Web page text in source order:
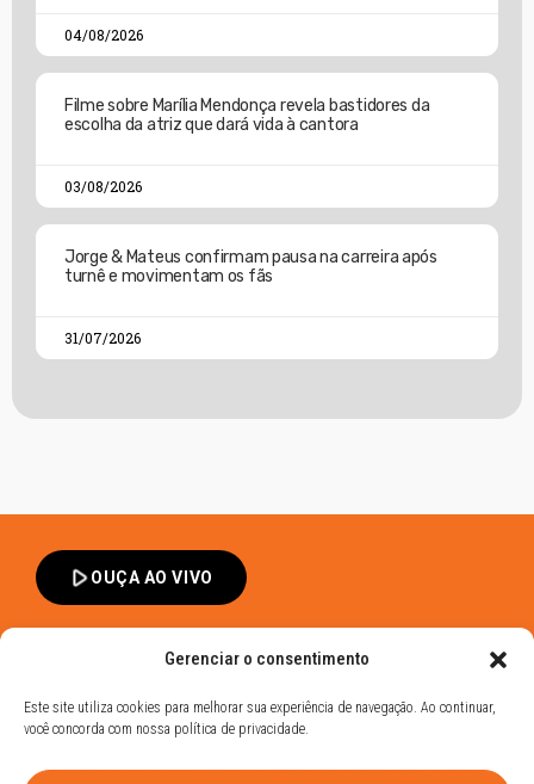
Gerenciar o consentimento
Este site utiliza cookies para melhorar sua experiência de navegação. Ao continuar,
você concorda com nossa política de privacidade.
04/08/2026
Filme sobre Marília Mendonça revela bastidores da
escolha da atriz que dará vida à cantora
03/08/2026
Jorge & Mateus confirmam pausa na carreira após
turnê e movimentam os fãs
31/07/2026
play_arrowOUÇA AO VIVO